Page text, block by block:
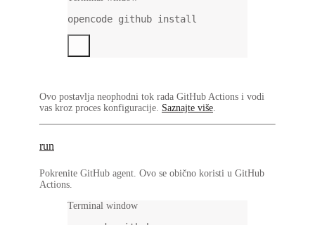
opencode github install
Ovo postavlja neophodni tok rada GitHub Actions i vodi
vas kroz proces konfiguracije. Saznajte više.
run
Pokrenite GitHub agent. Ovo se obično koristi u GitHub
Actions.
Terminal window